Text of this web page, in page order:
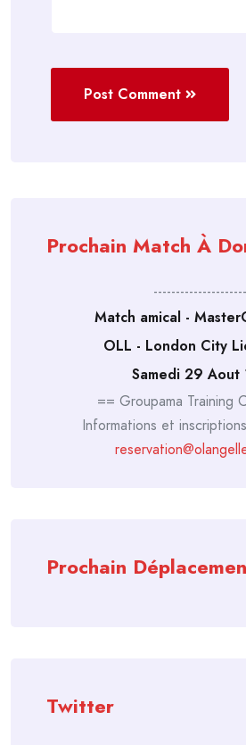
Post Comment
Prochain Match À
---------------------
Match amical -
OLL - London City
Samedi 29 Aout
== Groupama Training
Informations et
Prochain
Twitter